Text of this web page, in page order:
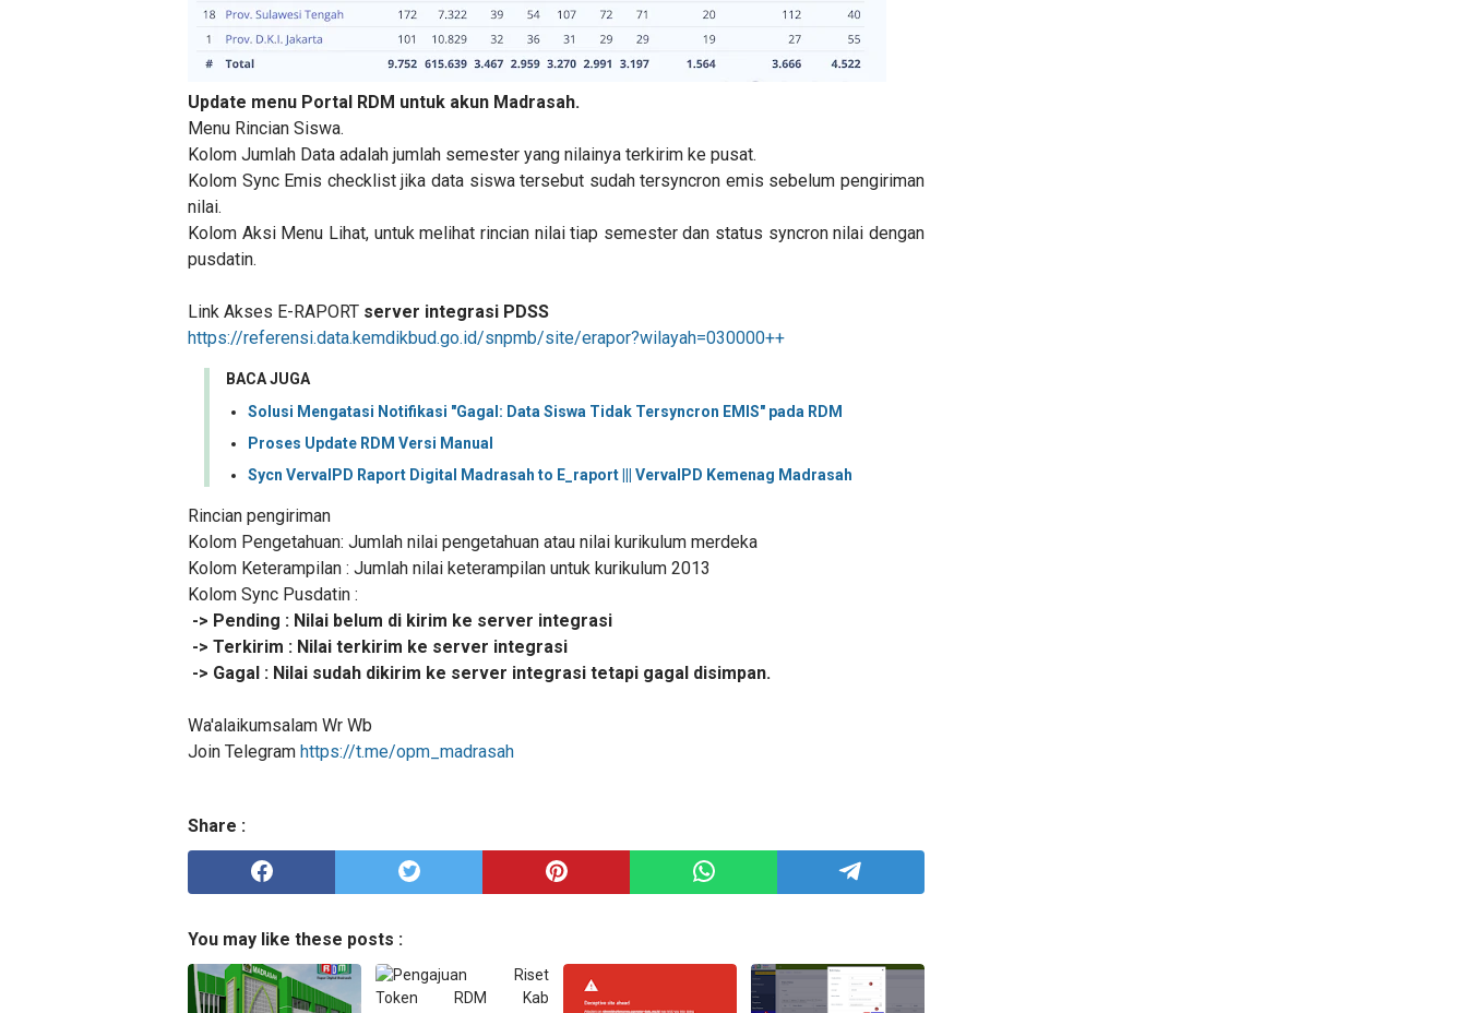
Update menu Portal RDM untuk akun Madrasah.
Menu Rincian Siswa.
Kolom Jumlah Data adalah jumlah semester yang nilainya terkirim ke pusat.
Kolom Sync Emis checklist jika data siswa tersebut sudah tersyncron emis sebelum pengiriman
nilai.
Kolom Aksi Menu Lihat, untuk melihat rincian nilai tiap semester dan status syncron nilai dengan
pusdatin.
Link Akses E-RAPORT server integrasi PDSS
https://referensi.data.kemdikbud.go.id/snpmb/site/erapor?wilayah=030000++
BACA JUGA
Solusi Mengatasi Notifikasi "Gagal: Data Siswa Tidak Tersyncron EMIS" pada RDM
Proses Update RDM Versi Manual
Sycn VervalPD Raport Digital Madrasah to E_raport ||| VervalPD Kemenag Madrasah
Rincian pengiriman
Kolom Pengetahuan: Jumlah nilai pengetahuan atau nilai kurikulum merdeka
Kolom Keterampilan : Jumlah nilai keterampilan untuk kurikulum 2013
Kolom Sync Pusdatin :
-> Pending : Nilai belum di kirim ke server integrasi
-> Terkirim : Nilai terkirim ke server integrasi
-> Gagal : Nilai sudah dikirim ke server integrasi tetapi gagal disimpan.
Wa'alaikumsalam Wr Wb
Join Telegram https://t.me/opm_madrasah
Share :
You may like these posts :